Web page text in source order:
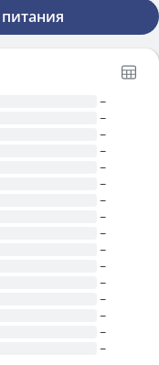
~
~
~
~
~
~
~
~
~
~
~
~
~
~
~
~